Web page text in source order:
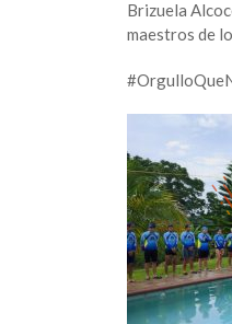
Brizuela
maestros de